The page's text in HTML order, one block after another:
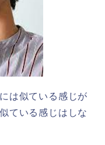
は似ている感じが
ている感じはしな